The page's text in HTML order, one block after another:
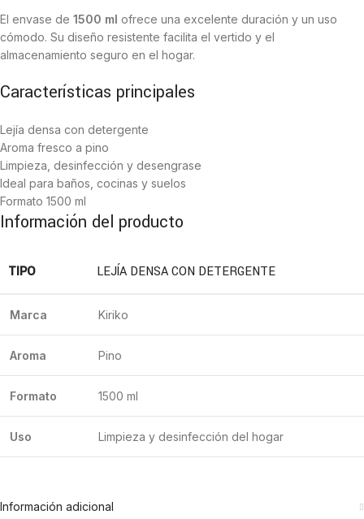
El envase de 1500 ml ofrece una excelente duración y un uso
cómodo. Su diseño resistente facilita el vertido y el
almacenamiento seguro en el hogar.
Características principales
Lejía densa con detergente
Aroma fresco a pino
Limpieza, desinfección y desengrase
Ideal para baños, cocinas y suelos
Formato 1500 ml
Información del producto
TIPO LEJÍA DENSA CON DETERGENTE
Marca Kiriko
Aroma Pino
Formato 1500 ml
Uso Limpieza y desinfección del hogar
Información adicional